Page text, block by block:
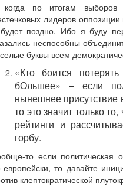
по итогам выборов
лидеров
поздно. Ибо я буду
неспособны
буквы всем
«Кто боится
бОльшее» – если
нынешнее присутствие
то это значит только
рейтинги и
горбу.
то если политическая
европейски, то давайте
клептократической